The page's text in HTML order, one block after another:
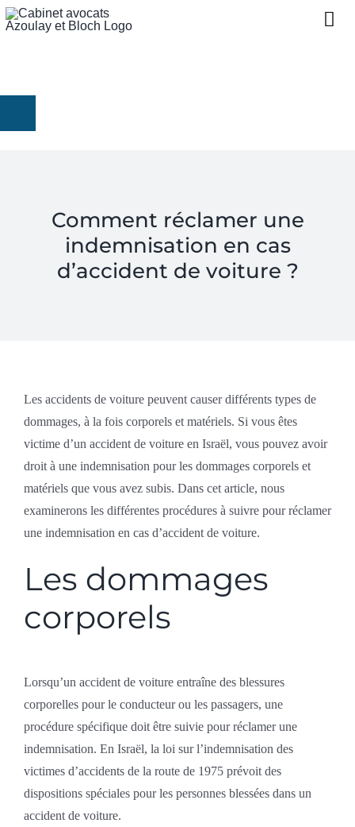
RÉGLER UNE PRESTATION
Comment réclamer une
indemnisation en cas
d’accident de voiture ?
Les accidents de voiture peuvent causer différents types de
dommages, à la fois corporels et matériels. Si vous êtes
victime d’un accident de voiture en Israël, vous pouvez avoir
droit à une indemnisation pour les dommages corporels et
matériels que vous avez subis. Dans cet article, nous
examinerons les différentes procédures à suivre pour réclamer
une indemnisation en cas d’accident de voiture.
Les dommages
corporels
Lorsqu’un accident de voiture entraîne des blessures
corporelles pour le conducteur ou les passagers, une
procédure spécifique doit être suivie pour réclamer une
indemnisation. En Israël, la loi sur l’indemnisation des
victimes d’accidents de la route de 1975 prévoit des
dispositions spéciales pour les personnes blessées dans un
accident de voiture.